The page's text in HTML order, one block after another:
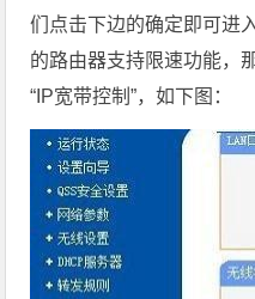
们点击下边的确定即可进
的路由器支持限速功能，
“IP宽带控制”，如下图：